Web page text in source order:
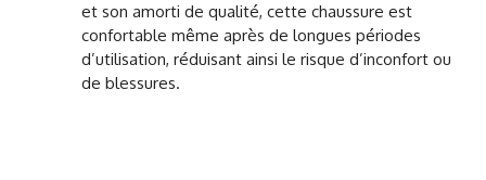
et son amorti de qualité, cette chaussure est
confortable même après de longues périodes
d’utilisation, réduisant ainsi le risque d’inconfort ou
de blessures.